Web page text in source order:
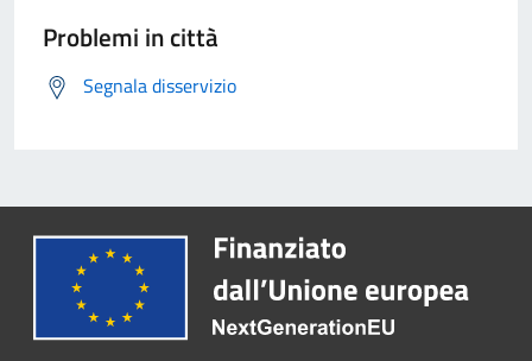
Problemi in città
Segnala disservizio